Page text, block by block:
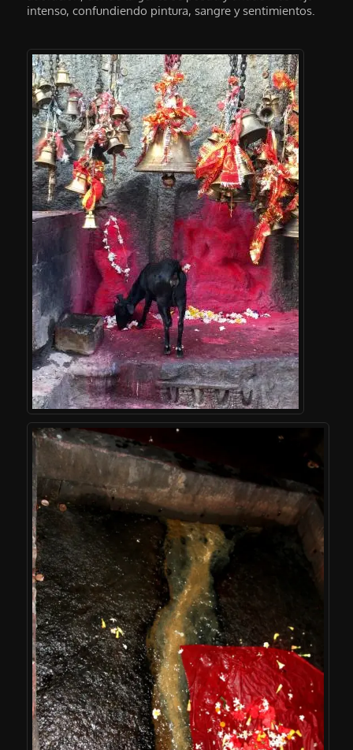
intenso, confundiendo pintura, sangre y sentimientos.